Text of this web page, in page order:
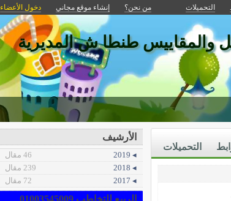
التحميلات من نحن؟ إنشاء موقع مجاني دخول الأعضاء
والمقاييس طنطا ش المديرية
التحميلات
الأرشيف
◂ 2019
46 مقال
◂ 2018
239 مقال
◂ 2017
72 مقال
الربيع للتخاطب 01003545009